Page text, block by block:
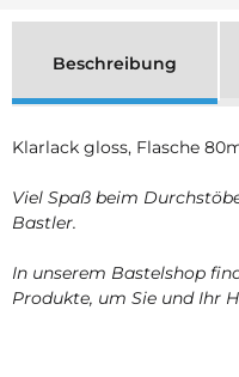
Beschreibung
Klarlack gloss, Flasche
Viel Spaß beim
Bastler.
In unserem Bastelshop
Produkte, um Sie und Ihr